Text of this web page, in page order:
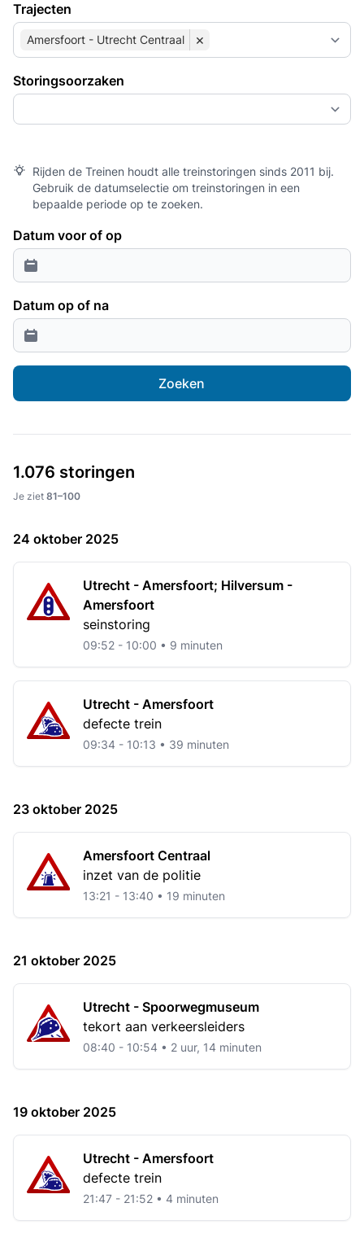
Trajecten
Amersfoort - Utrecht Centraal ×
Storingsoorzaken
Rijden de Treinen houdt alle treinstoringen sinds 2011 bij.
Gebruik de datumselectie om treinstoringen in een
bepaalde periode op te zoeken.
Datum voor of op
Datum op of na
Zoeken
1.076 storingen
Je ziet 81–100
24 oktober 2025
Utrecht - Amersfoort; Hilversum -
Amersfoort
seinstoring
09:52 - 10:00 • 9 minuten
Utrecht - Amersfoort
defecte trein
09:34 - 10:13 • 39 minuten
23 oktober 2025
Amersfoort Centraal
inzet van de politie
13:21 - 13:40 • 19 minuten
21 oktober 2025
Utrecht - Spoorwegmuseum
tekort aan verkeersleiders
08:40 - 10:54 • 2 uur, 14 minuten
19 oktober 2025
Utrecht - Amersfoort
defecte trein
21:47 - 21:52 • 4 minuten